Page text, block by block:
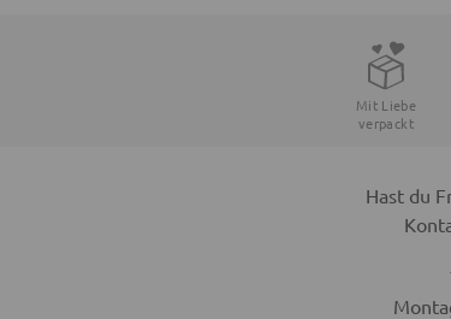
Mit Liebe
verpackt
Hast du